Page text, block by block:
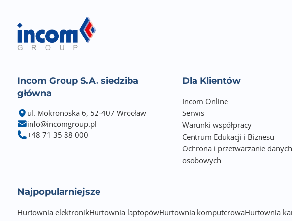
Incom Group S.A. siedziba
główna
ul. Mokronoska 6, 52-407 Wrocław
info@incomgroup.pl
+48 71 35 88 000
Dla Klientów
Incom Online
Serwis
Warunki współpracy
Centrum Edukacji i Biznesu
Ochrona i przetwarzanie danych
osobowych
Najpopularniejsze
Hurtownia elektronikHurtownia laptopówHurtownia komputerowaHurtownia